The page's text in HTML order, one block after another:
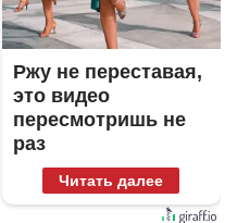
Ржу не переставая,
это видео
пересмотришь не
раз
Читать далее